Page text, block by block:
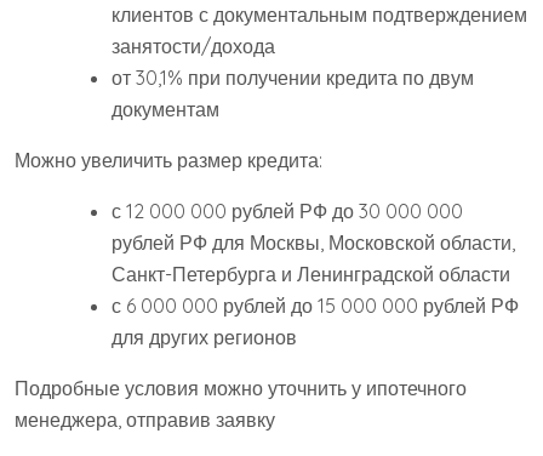
клиентов с документальным подтверждением
занятости/дохода
от 30,1% при получении кредита по двум
документам
Можно увеличить размер кредита:
с 12 000 000 рублей РФ до 30 000 000
рублей РФ для Москвы, Московской области,
Санкт-Петербурга и Ленинградской области
с 6 000 000 рублей до 15 000 000 рублей РФ
для других регионов
Подробные условия можно уточнить у ипотечного
менеджера, отправив заявку